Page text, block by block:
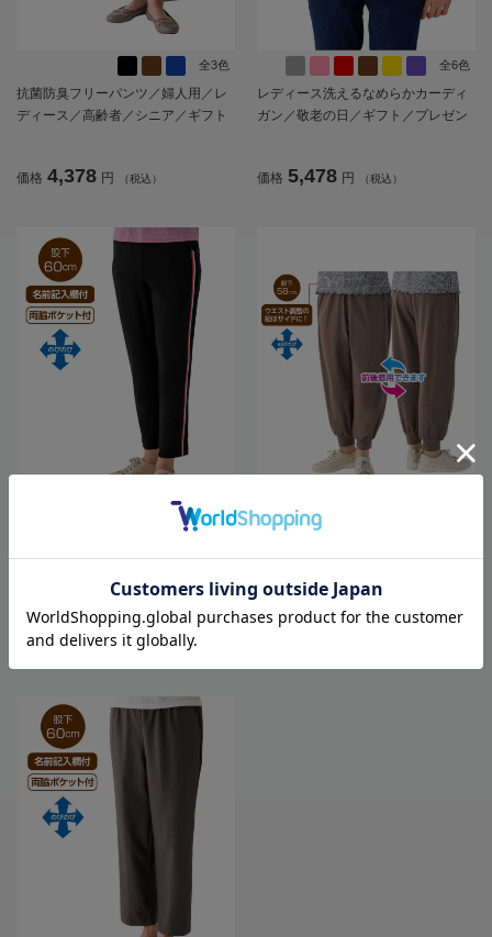
全3色
抗菌防臭フリーパンツ／婦人用／レ
ディース／高齢者／シニア／ギフト
価格 4,378 円 （税込）
全6色
レディース洗えるなめらかカーディ
ガン／敬老の日／ギフト／プレゼン
価格 5,478 円 （税込）
レディースカットライン入りパンツ
／敬老の日／ギフト／プレゼント
価格 3,278 円 （税込）
レディースまえむきホッピングパン
ツ／敬老の日／ギフト／プレゼント